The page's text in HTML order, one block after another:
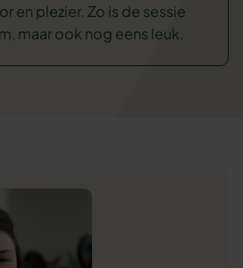
en plezier. Zo is de sessie
maar ook nog eens leuk.